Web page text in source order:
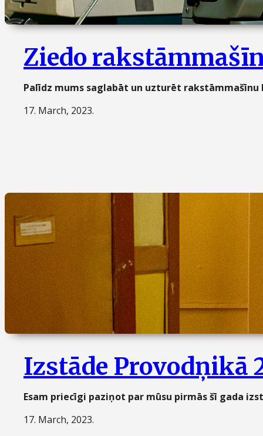
Ziedo
Palīdz mums saglabāt un uzturēt
17. March, 2023.
Izstāde Provodņikā
Esam priecīgi paziņot par mūsu pirmās šī gada
17. March, 2023.